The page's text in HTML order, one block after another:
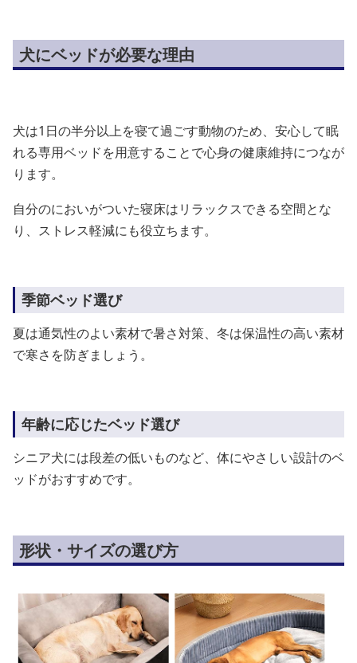
犬にベッドが必要な理由
犬は1日の半分以上を寝て過ごす動物のため、安心して眠
れる専用ベッドを用意することで心身の健康維持につなが
ります。
自分のにおいがついた寝床はリラックスできる空間とな
り、ストレス軽減にも役立ちます。
季節ベッド選び
夏は通気性のよい素材で暑さ対策、冬は保温性の高い素材
で寒さを防ぎましょう。
年齢に応じたベッド選び
シニア犬には段差の低いものなど、体にやさしい設計のベ
ッドがおすすめです。
形状・サイズの選び方